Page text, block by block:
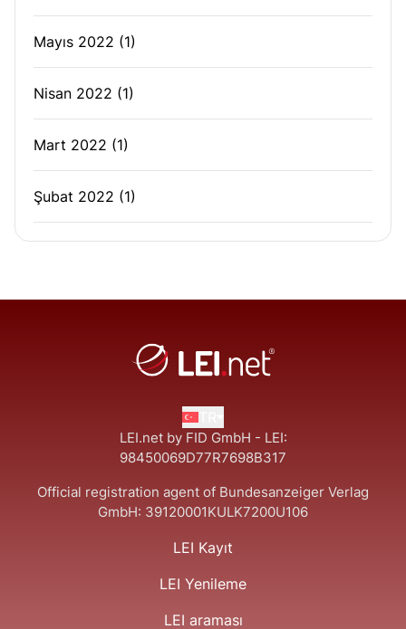
Mayıs 2022 (1)
Nisan 2022 (1)
Mart 2022 (1)
Şubat 2022 (1)
LEI.net by FID GmbH - LEI:
98450069D77R7698B317
Official registration agent of Bundesanzeiger Verlag
GmbH: 39120001KULK7200U106
LEI Kayıt
LEI Yenileme
LEI araması